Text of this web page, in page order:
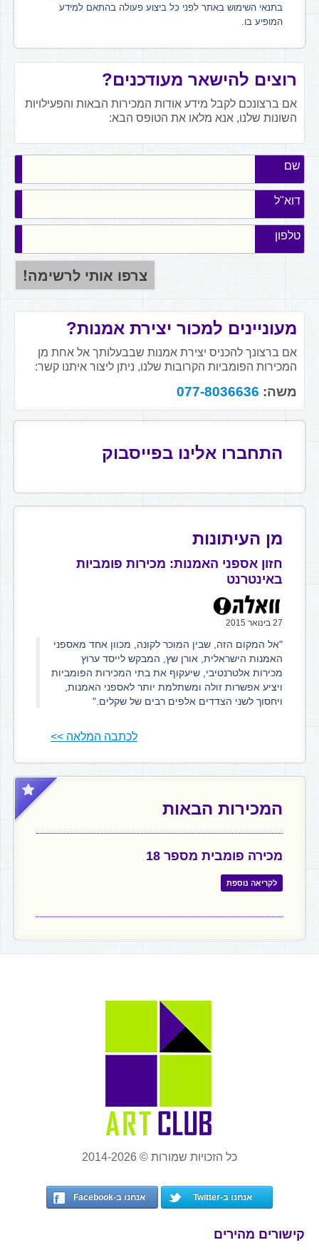
בתנאי השימוש באתר לפני כל ביצוע פעולה בהתאם למידע
המופיע בו.
רוצים להישאר מעודכנים?
אם ברצונכם לקבל מידע אודות המכירות הבאות והפעילויות
השונות שלנו, אנא מלאו את הטופס הבא:
שם
דוא"ל
טלפון
מעוניינים למכור יצירת אמנות?
אם ברצונך להכניס יצירת אמנות שבבעלותך אל אחת מן
המכירות הפומביות הקרובות שלנו, ניתן ליצור איתנו קשר:
משה: 077-8036636
התחברו אלינו בפייסבוק
מן העיתונות
חזון אספני האמנות: מכירות פומביות
באינטרנט
27 בינואר 2015
"אל המקום הזה, שבין המוכר לקונה, מכוון אחד מאספני
האמנות הישראלית, אורן שץ, המבקש לייסד ערוץ
מכירות אלטרנטיבי, שיעקוף את בתי המכירות הפומביות
ויציע אפשרות זולה ומשתלמת יותר לאספני האמנות,
ויחסוך לשני הצדדים אלפים רבים של שקלים."
לכתבה המלאה >>
המכירות הבאות
מכירה פומבית מספר 18
לקריאה נוספת
כל הזכויות שמורות © 2014-2026
אנחנו ב-Twitter אנחנו ב-Facebook
קישורים מהירים